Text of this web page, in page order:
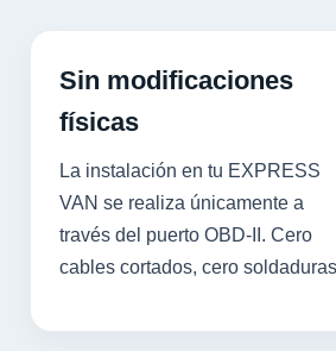
Sin modificaciones
físicas
La instalación en tu EXPRESS
VAN se realiza únicamente a
través del puerto OBD-II. Cero
cables cortados, cero